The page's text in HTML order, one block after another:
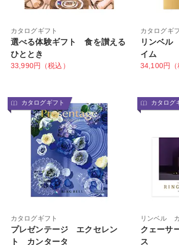
カタログギフト
選べる体験ギフト 食を讃える
ひととき
33,990円（税込）
カタログギ
リンベ
イム
34,100円（
カタログギフト
カタログギフト
プレゼンテージ エクセレン
ト カンタータ
カタログ
リンベル
クェーサ
ス